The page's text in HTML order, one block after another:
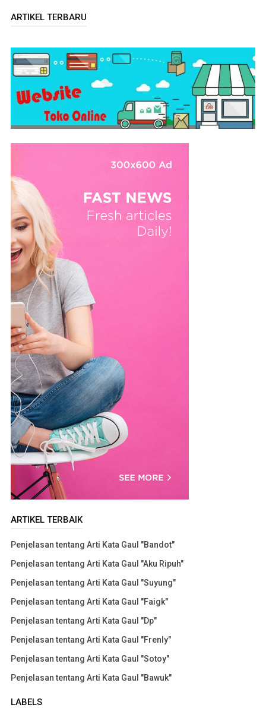
ARTIKEL TERBARU
ARTIKEL TERBAIK
Penjelasan tentang Arti Kata Gaul "Bandot"
Penjelasan tentang Arti Kata Gaul "Aku Ripuh"
Penjelasan tentang Arti Kata Gaul "Suyung"
Penjelasan tentang Arti Kata Gaul "Faigk"
Penjelasan tentang Arti Kata Gaul "Dp"
Penjelasan tentang Arti Kata Gaul "Frenly"
Penjelasan tentang Arti Kata Gaul "Sotoy"
Penjelasan tentang Arti Kata Gaul "Bawuk"
LABELS